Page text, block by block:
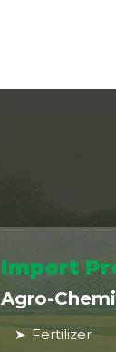
Import
Agro-
Fertilizer